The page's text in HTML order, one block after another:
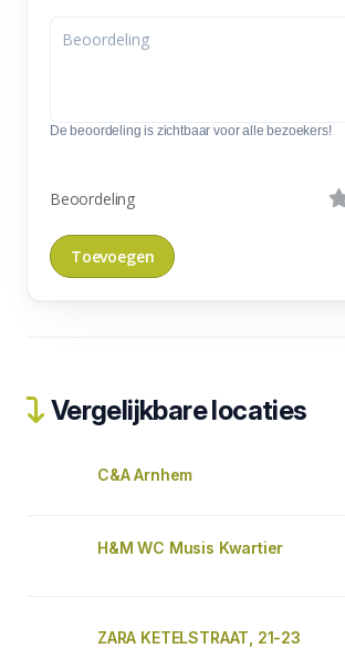
De beoordeling is zichtbaar voor alle bezoekers!
Beoordeling
Vergelijkbare locaties
C&A Arnhem
H&M WC Musis Kwartier
ZARA KETELSTRAAT, 21-23